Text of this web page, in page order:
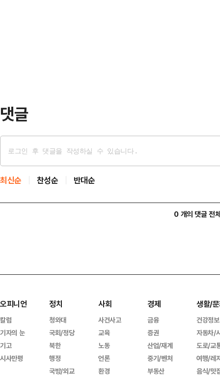
댓글
최신순 찬성순 반대순
0 개의 댓글 전
오피니언
칼럼
기자의 눈
기고
시사만평
정치
청와대
국회/정당
북한
행정
국방/외교
사회
사건사고
교육
노동
언론
환경
경제
금융
증권
산업/재계
중기/벤처
부동산
생활/
건강정보
자동차/
도로/교
여행/레
음식/맛